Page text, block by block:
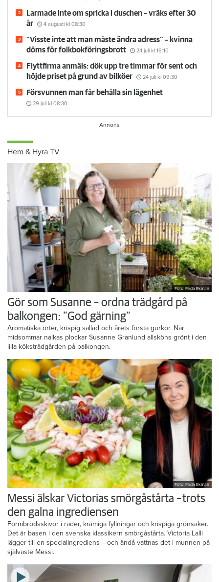
Larmade inte om spricka i duschen – vräks efter 30
år
4 augusti kl 08:30
”Visste inte att man måste ändra adress” – kvinna
döms för folkbokföringsbrott
24 juli kl 16:10
Flyttfirma anmäls: dök upp tre timmar för sent och
höjde priset på grund av bilköer
24 juli kl 09:30
Försvunnen man får behålla sin lägenhet
29 juli kl 08:30
Hem & Hyra TV
Foto: Frida Ekman
Gör som Susanne – ordna trädgård på
balkongen: ”God gärning”
Aromatiska örter, krispig sallad och årets första gurkor. När
midsommar nalkas plockar Susanne Granlund allsköns grönt i den
lilla köksträdgården på balkongen.
Foto: Frida Ekman
Messi älskar Victorias smörgåstårta – trots
den galna ingrediensen
Formbrödsskivor i rader, krämiga fyllningar och krispiga grönsaker.
Det är basen i den svenska klassikern smörgåstårta. Victoria Lalli
lägger till en specialingrediens – och ändå vattnas det i munnen på
självaste Messi.